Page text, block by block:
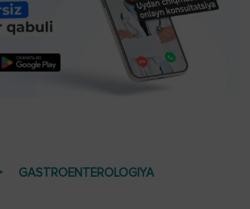
GASTROENTEROLOGIYA